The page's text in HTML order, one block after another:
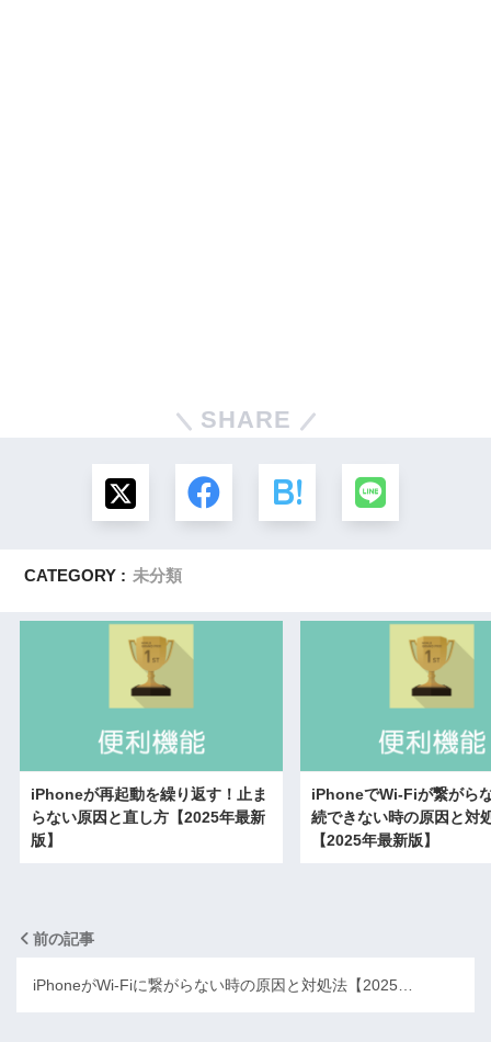
SHARE
CATEGORY : 未分類
iPhoneが再起動を繰り返す！止ま
らない原因と直し方【2025年最新
版】
iPhoneでWi-Fiが繋がら
続できない時の原因と対
【2025年最新版】
前の記事
iPhoneがWi-Fiに繋がらない時の原因と対処法【2025…